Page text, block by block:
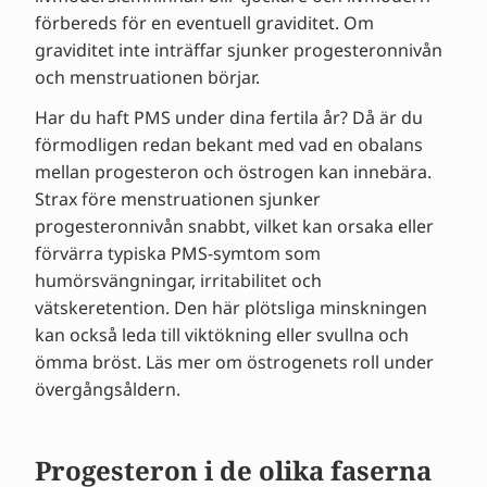
förbereds för en eventuell graviditet. Om
graviditet inte inträffar sjunker progesteronnivån
och menstruationen börjar.
Har du haft PMS under dina fertila år? Då är du
förmodligen redan bekant med vad en obalans
mellan progesteron och östrogen kan innebära.
Strax före menstruationen sjunker
progesteronnivån snabbt, vilket kan orsaka eller
förvärra typiska PMS-symtom som
humörsvängningar, irritabilitet och
vätskeretention. Den här plötsliga minskningen
kan också leda till viktökning eller svullna och
ömma bröst. Läs mer om östrogenets roll under
övergångsåldern.
Progesteron i de olika faserna